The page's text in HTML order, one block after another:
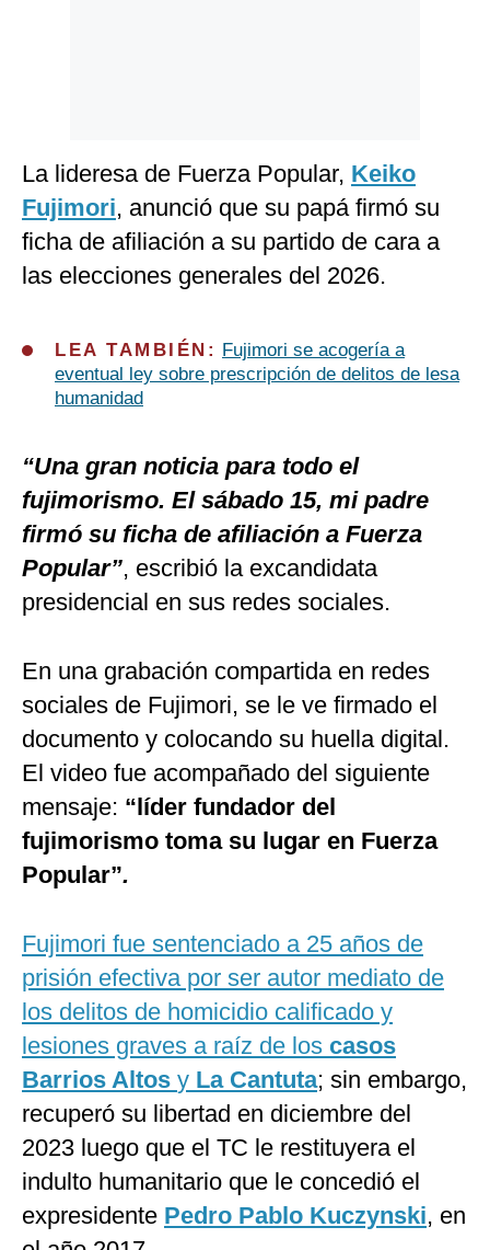
La lideresa de Fuerza Popular, Keiko
Fujimori, anunció que su papá firmó su
ficha de afiliación a su partido de cara a
las elecciones generales del 2026.
LEA TAMBIÉN:
Fujimori se acogería a
eventual ley sobre prescripción de delitos de lesa
humanidad
“Una gran noticia para todo el
fujimorismo. El sábado 15, mi padre
firmó su ficha de afiliación a Fuerza
Popular”, escribió la excandidata
presidencial en sus redes sociales.
En una grabación compartida en redes
sociales de Fujimori, se le ve firmado el
documento y colocando su huella digital.
El video fue acompañado del siguiente
mensaje: “líder fundador del
fujimorismo toma su lugar en Fuerza
Popular”.
Fujimori fue sentenciado a 25 años de
prisión efectiva por ser autor mediato de
los delitos de homicidio calificado y
lesiones graves a raíz de los casos
Barrios Altos y La Cantuta; sin embargo,
recuperó su libertad en diciembre del
2023 luego que el TC le restituyera el
indulto humanitario que le concedió el
expresidente Pedro Pablo Kuczynski, en